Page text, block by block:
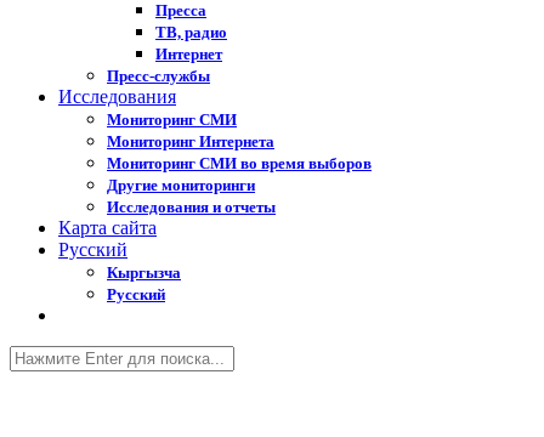
Пресса
ТВ, радио
Интернет
Пресс-службы
Исследования
Мониторинг СМИ
Мониторинг Интернета
Мониторинг СМИ во время выборов
Другие мониторинги
Исследования и отчеты
Карта сайта
Русский
Кыргызча
Русский